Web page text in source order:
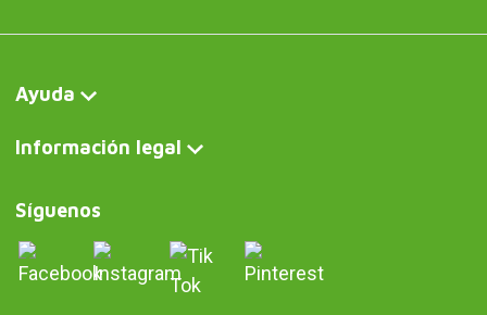
Ayuda
Información legal
Síguenos